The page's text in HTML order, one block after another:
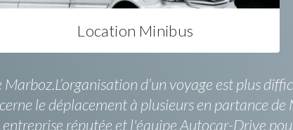
Location Minibus
d’un voyage est plus
le déplacement à plusieurs en partance
réputée et l'équipe Autocar-Drive